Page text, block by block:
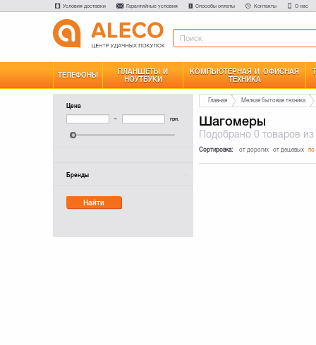
Условия доставки Гарантийные условия Способы оплаты Контакты О нас
ТЕЛЕФОНЫ
ПЛАНШЕТЫ И
НОУТБУКИ
КОМПЬЮТЕРНАЯ И ОФИСНАЯ
ТЕХНИКА
Цена
– грн.
Бренды
Найти
Главная Мелкая бытовая техника
Шагомеры
Подобрано0 товаров
Сортировка: от дорогих от дешевых по